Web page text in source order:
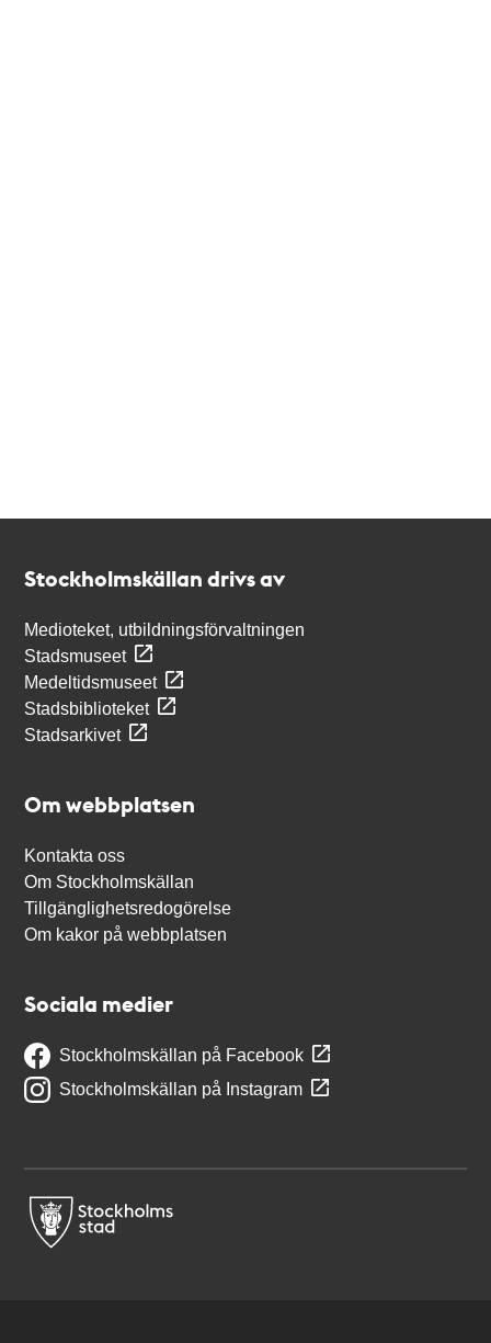
Stockholmskällan drivs av
Medioteket, utbildningsförvaltningen
Stadsmuseet
Medeltidsmuseet
Stadsbiblioteket
Stadsarkivet
Om webbplatsen
Kontakta oss
Om Stockholmskällan
Tillgänglighetsredogörelse
Om kakor på webbplatsen
Sociala medier
Stockholmskällan på Facebook
Stockholmskällan på Instagram